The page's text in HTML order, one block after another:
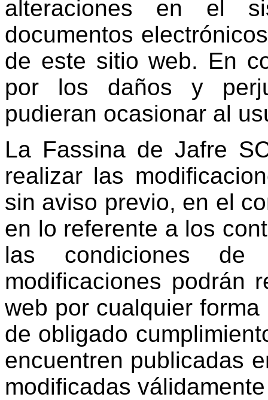
alteraciones en el
documentos
de este sitio web. En
por los daños y
pudieran ocasionar al
La Fassina de Jafre
realizar las
sin aviso previo, en el
en lo referente a los
las condiciones
modificaciones podrán
web por cualquier
de obligado
encuentren publicadas
modificadas